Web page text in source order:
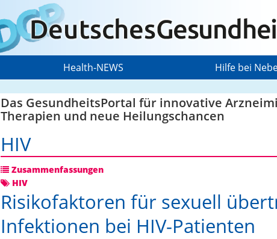
Health-NEWS Hilfe bei
Das GesundheitsPortal für innovative
Therapien und neue Heilungschancen
HIV
Zusammenfassungen
HIV
Risikofaktoren für sexuell
Infektionen bei HIV-Patienten